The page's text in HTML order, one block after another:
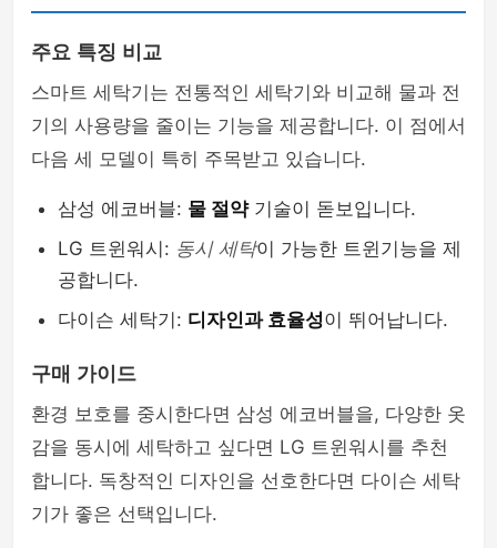
주요 특징 비교
스마트 세탁기는 전통적인 세탁기와 비교해 물과 전
기의 사용량을 줄이는 기능을 제공합니다. 이 점에서
다음 세 모델이 특히 주목받고 있습니다.
삼성 에코버블: 물 절약기술이 돋보입니다.
LG 트윈워시: 동시 세탁이 가능한 트윈기능을 제
공합니다.
다이슨 세탁기: 디자인과 효율성이 뛰어납니다.
구매 가이드
환경 보호를 중시한다면 삼성 에코버블을, 다양한 옷
감을 동시에 세탁하고 싶다면 LG 트윈워시를 추천
합니다. 독창적인 디자인을 선호한다면 다이슨 세탁
기가 좋은 선택입니다.